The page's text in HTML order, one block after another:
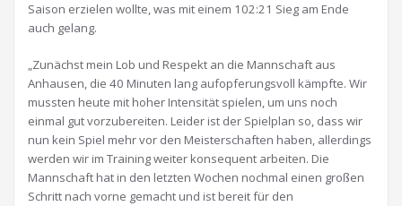
Saison erzielen wollte, was mit einem 102:21 Sieg am Ende
auch gelang.
„Zunächst mein Lob und Respekt an die Mannschaft aus
Anhausen, die 40 Minuten lang aufopferungsvoll kämpfte. Wir
mussten heute mit hoher Intensität spielen, um uns noch
einmal gut vorzubereiten. Leider ist der Spielplan so, dass wir
nun kein Spiel mehr vor den Meisterschaften haben, allerdings
werden wir im Training weiter konsequent arbeiten. Die
Mannschaft hat in den letzten Wochen nochmal einen großen
Schritt nach vorne gemacht und ist bereit für den